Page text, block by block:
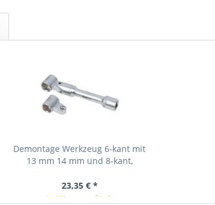
Demontage Werkzeug 6-kant mit
13 mm 14 mm und 8-kant,
23,35 € *
In Kürze verfügbar